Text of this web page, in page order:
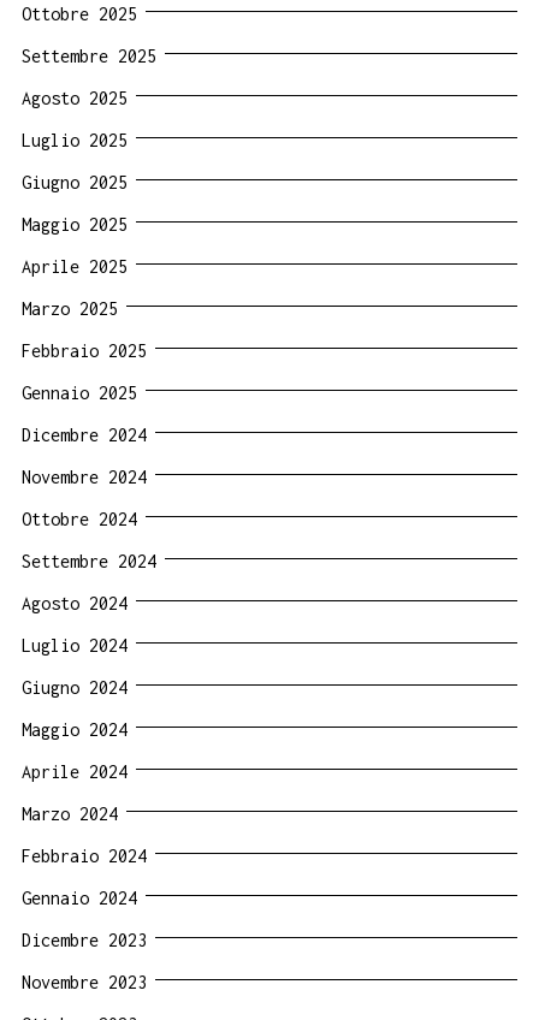
Ottobre 2025
Settembre 2025
Agosto 2025
Luglio 2025
Giugno 2025
Maggio 2025
Aprile 2025
Marzo 2025
Febbraio 2025
Gennaio 2025
Dicembre 2024
Novembre 2024
Ottobre 2024
Settembre 2024
Agosto 2024
Luglio 2024
Giugno 2024
Maggio 2024
Aprile 2024
Marzo 2024
Febbraio 2024
Gennaio 2024
Dicembre 2023
Novembre 2023